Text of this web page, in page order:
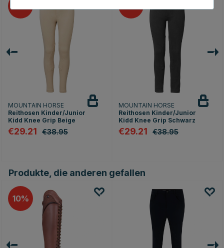
MOUNTAIN HORSE
Reithosen Kinder/Junior
Kidd Knee Grip Beige
€29.21 €38.95
MOUNTAIN HORSE
Reithosen Kinder/Junior
Kidd Knee Grip Schwarz
€29.21 €38.95
Produkte, die anderen gefallen
10